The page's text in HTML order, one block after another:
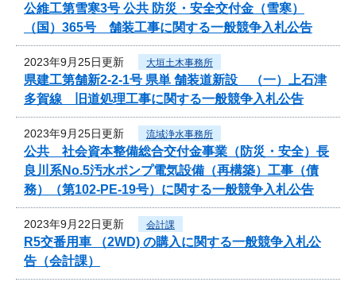
公維工第雪寒3号 公共 防災・安全交付金（雪寒）
（国）365号 舗装工事に関する一般競争入札公告
2023年9月25日更新 大垣土木事務所
県建工第舗新2-2-1号 県単 舗装道新設 （一）上石津
多賀線 旧道処理工事に関する一般競争入札公告
2023年9月25日更新 流域浄水事務所
公共 社会資本整備総合交付金事業（防災・安全）長
良川系No.5汚水ポンプ電気設備（再構築）工事（債
務）（第102-PE-19号）に関する一般競争入札公告
2023年9月22日更新 会計課
R5交番用車 （2WD) の購入に関する一般競争入札公
告（会計課）